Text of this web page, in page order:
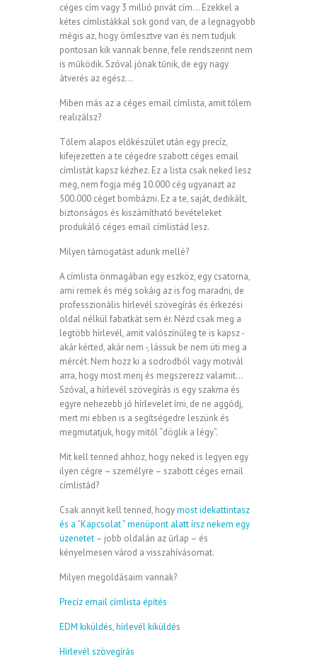
céges cím vagy 3 millió privát cím… Ezekkel a
kétes címlistákkal sok gond van, de a legnagyobb
mégis az, hogy ömlesztve van és nem tudjuk
pontosan kik vannak benne, fele rendszerint nem
is működik. Szóval jónak tűnik, de egy nagy
átverés az egész…
Miben más az a céges email címlista, amit tőlem
realizálsz?
Tőlem alapos előkészület után egy precíz,
kifejezetten a te cégedre szabott céges email
címlistát kapsz kézhez. Ez a lista csak neked lesz
meg, nem fogja még 10.000 cég ugyanazt az
500.000 céget bombázni. Ez a te, saját, dedikált,
biztonságos és kiszámítható bevételeket
produkáló céges email címlistád lesz.
Milyen támogatást adunk mellé?
A címlista önmagában egy eszköz, egy csatorna,
ami remek és még sokáig az is fog maradni, de
professzionális hírlevél szövegírás és érkezési
oldal nélkül fabatkát sem ér. Nézd csak meg a
legtöbb hírlevél, amit valószínűleg te is kapsz -
akár kérted, akár nem -, lássuk be nem üti meg a
mércét. Nem hozz ki a sodrodból vagy motivál
arra, hogy most menj és megszerezz valamit…
Szóval, a hírlevél szövegírás is egy szakma és
egyre nehezebb jó hírlevelet írni, de ne aggódj,
mert mi ebben is a segítségedre leszünk és
megmutatjuk, hogy mitől “döglik a légy”.
Mit kell tenned ahhoz, hogy neked is legyen egy
ilyen cégre – személyre – szabott céges email
címlistád?
Csak annyit kell tenned, hogymost idekattintasz
és a “Kapcsolat ” menüpont alatt írsz nekem egy
üzenetet – jobb oldalán az űrlap – és
kényelmesen várod a visszahívásomat.
Milyen megoldásaim vannak?
Precíz email címlista építés
EDM kiküldés, hírlevél kiküldés
Hírlevél szövegírás